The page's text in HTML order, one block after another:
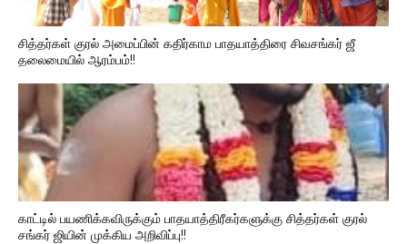
சித்தர்கள் குரல் அமைப்பின் கதிர்காம பாதயாத்திரை சிவசங்கர் ஜீ
தலைமையில் ஆரம்பம்!!
காட்டில் பயணிக்கவிருக்கும் பாதயாத்திரீகர்களுக்கு சித்தர்கள் குரல்
சங்கர் ஜியின் முக்கிய அறிவிப்பு!!